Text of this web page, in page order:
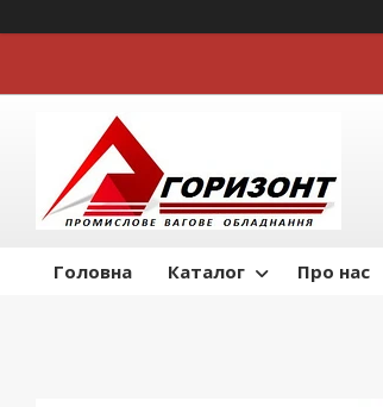
Головна Каталог Про нас